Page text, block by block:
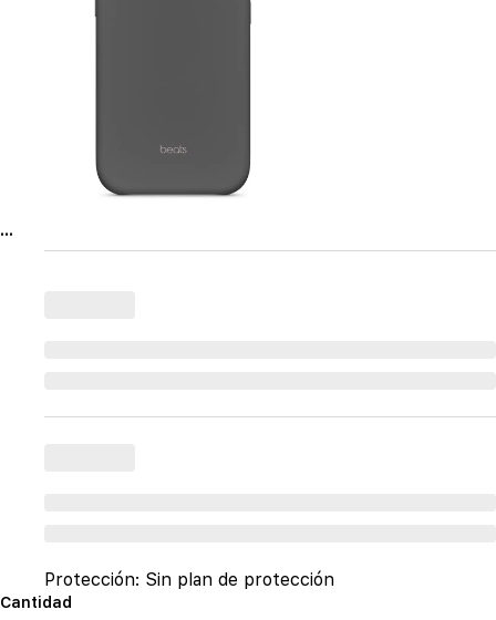
...
Protección: Sin plan de protección
Cantidad